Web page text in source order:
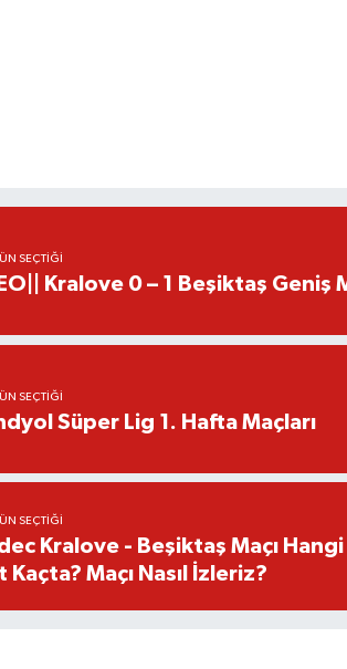
SEÇTIĞI
Kralove 0 – 1 Beşiktaş Geniş
SEÇTIĞI
Süper Lig 1. Hafta Maçları
SEÇTIĞI
Kralove - Beşiktaş Maçı
Kaçta? Maçı Nasıl İzleriz?